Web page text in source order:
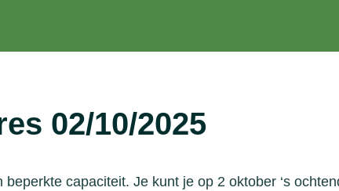
02/10/2025
capaciteit. Je kunt je op 2 oktober ‘s